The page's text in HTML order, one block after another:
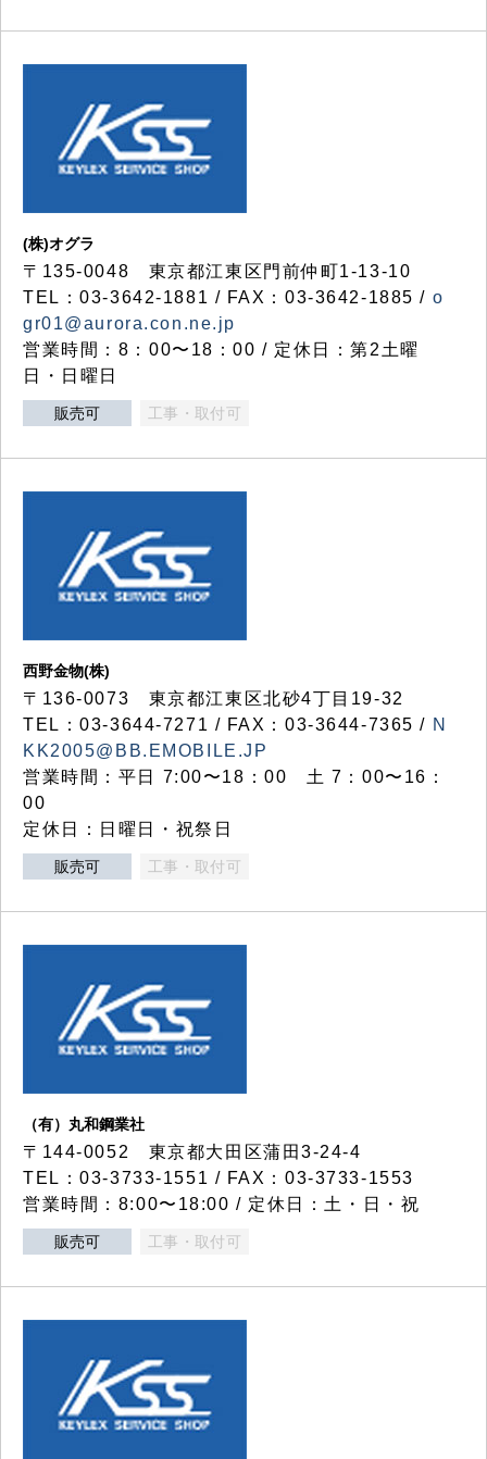
(株)オグラ
〒135-0048 東京都江東区門前仲町1-13-10
TEL：03-3642-1881 / FAX：03-3642-1885 / o
gr01@aurora.con.ne.jp
営業時間：8：00〜18：00 / 定休日：第2土曜
日・日曜日
販売可 工事・取付可
西野金物(株)
〒136-0073 東京都江東区北砂4丁目19-32
TEL：03‐3644‐7271 / FAX：03-3644-7365 / N
KK2005@BB.EMOBILE.JP
営業時間：平日 7:00〜18：00 土 7：00〜16：
00
定休日：日曜日・祝祭日
販売可 工事・取付可
（有）丸和鋼業社
〒144-0052 東京都大田区蒲田3-24-4
TEL：03-3733-1551 / FAX：03-3733-1553
営業時間：8:00〜18:00 / 定休日：土・日・祝
販売可 工事・取付可